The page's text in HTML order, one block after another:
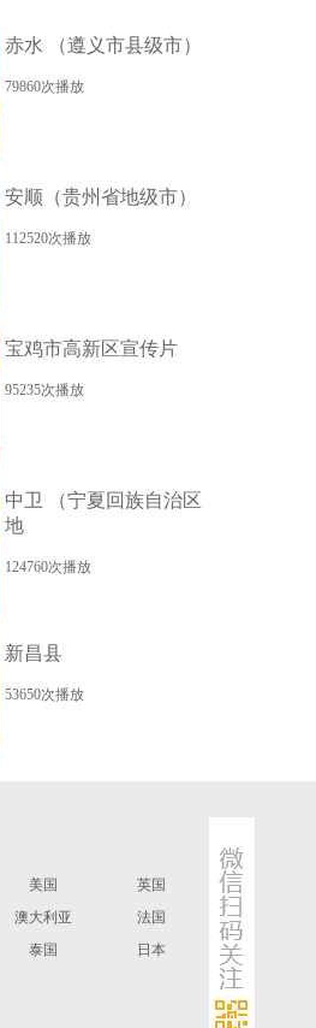
赤水 （遵义市县级市）
79860次播放
安顺（贵州省地级市）
112520次播放
宝鸡市高新区宣传片
95235次播放
中卫 （宁夏回族自治区
地
124760次播放
新昌县
53650次播放
美国
英国
澳大利亚
法国
泰国 日本